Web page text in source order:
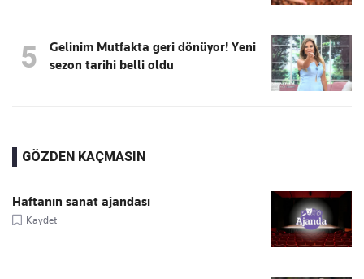
5
Gelinim Mutfakta geri dönüyor! Yeni
sezon tarihi belli oldu
GÖZDEN KAÇMASIN
Haftanın sanat ajandası
Kaydet